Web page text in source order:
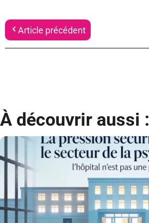
Article précédent
À découvrir aussi :